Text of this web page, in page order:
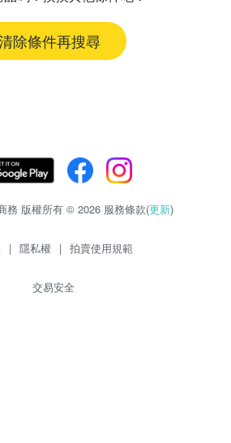
除條件再搜尋
務 版權所有 © 2026 服務條款(更新)
| 隱私權 | 拍賣使用規範
交易安全